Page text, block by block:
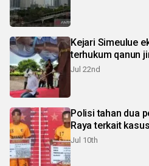
Kejari Simeulue
terhukum qanun
Jul 22nd
Polisi tahan dua
Raya terkait
Jul 10th